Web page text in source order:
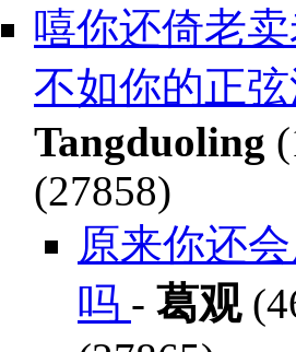
嘻你还倚老
不如你的正
Tangduoling
(27858)
原来你还
吗 - 葛观